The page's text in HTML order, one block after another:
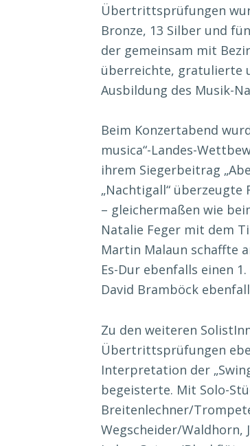
Übertrittsprüfungen
Bronze, 13 Silber und
der gemeinsam mit
überreichte, gratulierte
Ausbildung des Musik-
Beim Konzertabend
musica“-Landes-
ihrem Siegerbeitrag
„Nachtigall“ überzeugte
– gleichermaßen wie
Natalie Feger mit dem
Martin Malaun schaffte
Es-Dur ebenfalls einen
David Bramböck
Zu den weiteren
Übertrittsprüfungen
Interpretation der
begeisterte. Mit Solo-
Breitenlechner/
Wegscheider/Waldhorn,